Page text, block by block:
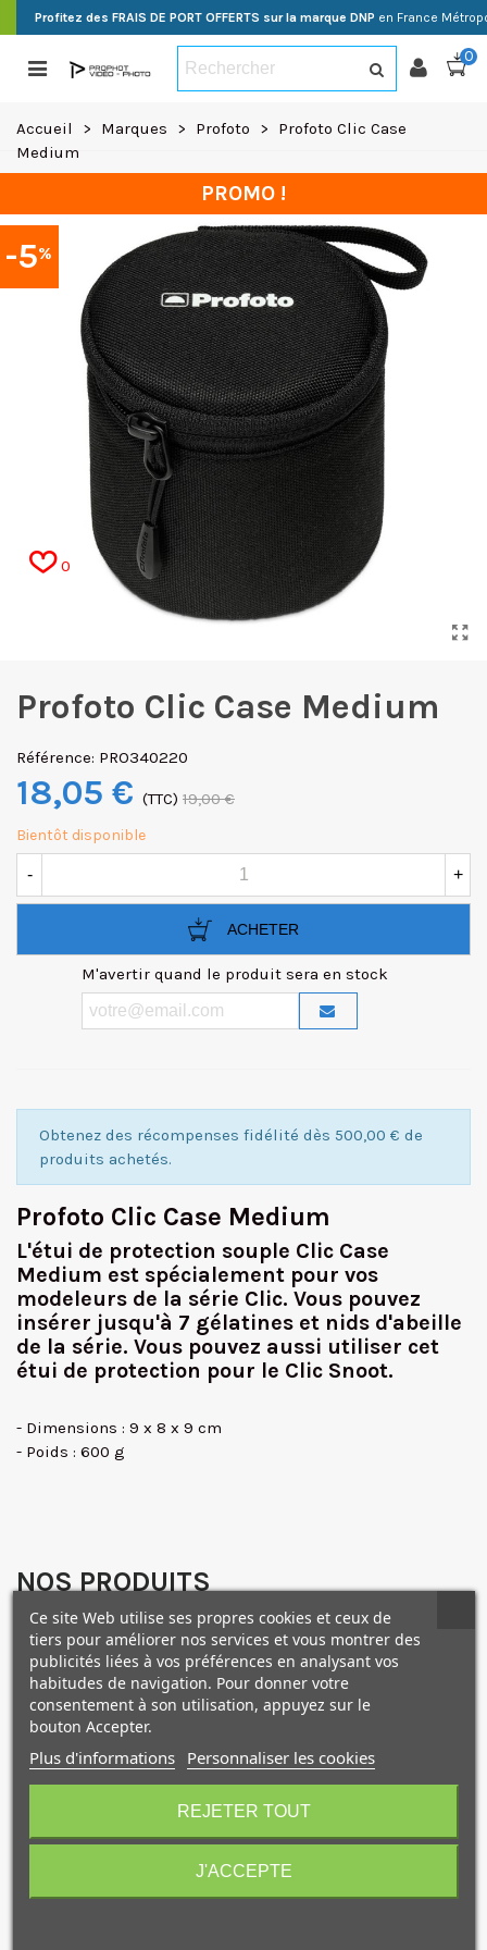
Profitez des FRAIS DE PORT OFFERTS sur la marque DNP en France
0
Accueil > Marques > Profoto >
Profoto Clic Case
Medium
-5%
PROMO !
0
Profoto Clic Case Medium
Référence: PRO340220
18,05 € (TTC) 19,00 €
Bientôt disponible
- +
ACHETER
M'avertir quand le produit sera en stock
Obtenez des récompenses fidélité dès 500,00 € de
produits achetés.
Profoto Clic Case Medium
L'étui de protection souple Clic Case
Medium est spécialement pour vos
modeleurs de la série Clic. Vous pouvez
insérer jusqu'à 7 gélatines et nids d'abeille
de la série. Vous pouvez aussi utiliser cet
étui de protection pour le Clic Snoot.
- Dimensions : 9 x 8 x 9 cm
- Poids : 600 g
NOS PRODUITS
COMPLÉMENTAIRES
Ce site Web utilise ses propres cookies et ceux de
tiers pour améliorer nos services et vous montrer des
publicités liées à vos préférences en analysant vos
habitudes de navigation. Pour donner votre
consentement à son utilisation, appuyez sur le
bouton Accepter.
Plus d'informations Personnaliser les cookies
REJETER TOUT
J'ACCEPTE